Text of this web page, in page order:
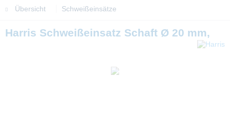
Übersicht Schweißeinsätze
Harris Schweißeinsatz Schaft Ø 20 mm,